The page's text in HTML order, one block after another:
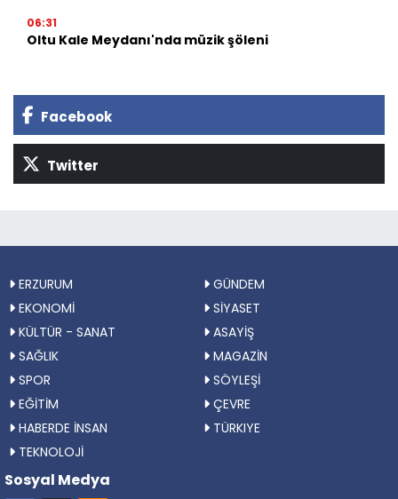
06:31
Oltu Kale Meydanı'nda müzik şöleni
Facebook
Twitter
ERZURUM
GÜNDEM
EKONOMİ
SİYASET
KÜLTÜR - SANAT
ASAYİŞ
SAĞLIK
MAGAZİN
SPOR
SÖYLEŞİ
EĞİTİM
ÇEVRE
HABERDE İNSAN
TÜRKIYE
TEKNOLOJİ
Sosyal Medya